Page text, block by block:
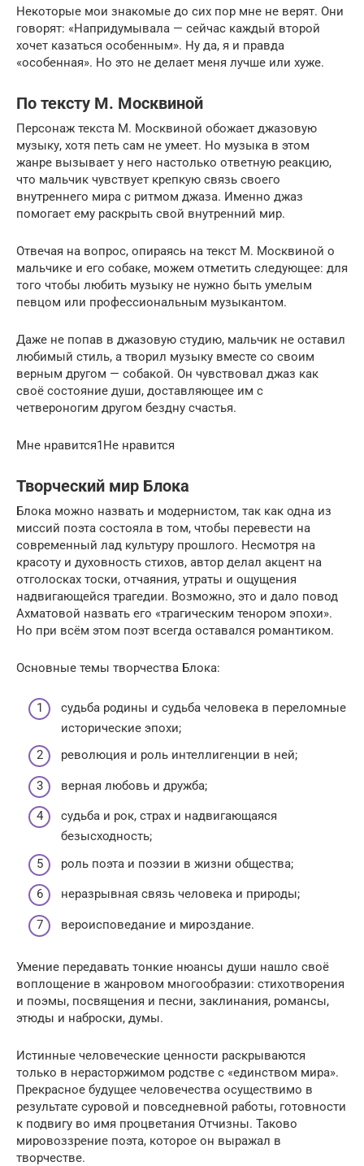
Некоторые мои знакомые до сих пор мне не верят. Они
говорят: «Напридумывала — сейчас каждый второй
хочет казаться особенным». Ну да, я и правда
«особенная». Но это не делает меня лучше или хуже.
По тексту М. Москвиной
Персонаж текста М. Москвиной обожает джазовую
музыку, хотя петь сам не умеет. Но музыка в этом
жанре вызывает у него настолько ответную реакцию,
что мальчик чувствует крепкую связь своего
внутреннего мира с ритмом джаза. Именно джаз
помогает ему раскрыть свой внутренний мир.
Отвечая на вопрос, опираясь на текст М. Москвиной о
мальчике и его собаке, можем отметить следующее: для
того чтобы любить музыку не нужно быть умелым
певцом или профессиональным музыкантом.
Даже не попав в джазовую студию, мальчик не оставил
любимый стиль, а творил музыку вместе со своим
верным другом — собакой. Он чувствовал джаз как
своё состояние души, доставляющее им с
четвероногим другом бездну счастья.
Мне нравится1Не нравится
Творческий мир Блока
Блока можно назвать и модернистом, так как одна из
миссий поэта состояла в том, чтобы перевести на
современный лад культуру прошлого. Несмотря на
красоту и духовность стихов, автор делал акцент на
отголосках тоски, отчаяния, утраты и ощущения
надвигающейся трагедии. Возможно, это и дало повод
Ахматовой назвать его «трагическим тенором эпохи».
Но при всём этом поэт всегда оставался романтиком.
Основные темы творчества Блока:
судьба родины и судьба человека в переломные
исторические эпохи;
революция и роль интеллигенции в ней;
верная любовь и дружба;
судьба и рок, страх и надвигающаяся
безысходность;
роль поэта и поэзии в жизни общества;
неразрывная связь человека и природы;
вероисповедание и мироздание.
Умение передавать тонкие нюансы души нашло своё
воплощение в жанровом многообразии: стихотворения
и поэмы, посвящения и песни, заклинания, романсы,
этюды и наброски, думы.
Истинные человеческие ценности раскрываются
только в нерасторжимом родстве с «единством мира».
Прекрасное будущее человечества осуществимо в
результате суровой и повседневной работы, готовности
к подвигу во имя процветания Отчизны. Таково
мировоззрение поэта, которое он выражал в
творчестве.